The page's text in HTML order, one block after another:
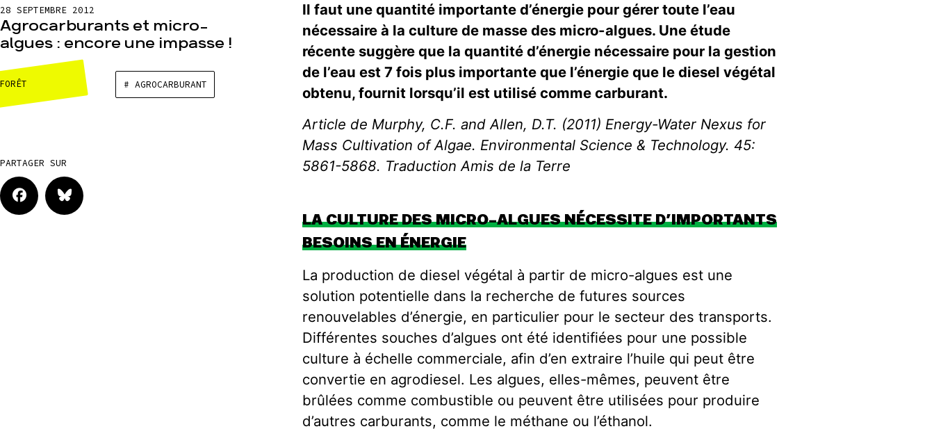
28 SEPTEMBRE 2012
Agrocarburants et micro-
algues : encore une impasse !
# AGROCARBURANT
PARTAGER SUR
Il faut une quantité importante d’énergie pour gérer toute l’eau
nécessaire à la culture de masse des micro-algues. Une étude
récente suggère que la quantité d’énergie nécessaire pour la gestion
de l’eau est 7 fois plus importante que l’énergie que le diesel végétal
obtenu, fournit lorsqu’il est utilisé comme carburant.
Article de Murphy, C.F. and Allen, D.T. (2011) Energy-Water Nexus for
Mass Cultivation of Algae. Environmental Science & Technology. 45:
5861-5868. Traduction Amis de la Terre
LA CULTURE DES MICRO-ALGUES NÉCESSITE D’IMPORTANTS
BESOINS EN ÉNERGIE
La production de diesel végétal à partir de micro-algues est une
solution potentielle dans la recherche de futures sources
renouvelables d’énergie, en particulier pour le secteur des transports.
Différentes souches d’algues ont été identifiées pour une possible
culture à échelle commerciale, afin d’en extraire l’huile qui peut être
convertie en agrodiesel. Les algues, elles-mêmes, peuvent être
brûlées comme combustible ou peuvent être utilisées pour produire
d’autres carburants, comme le méthane ou l’éthanol.